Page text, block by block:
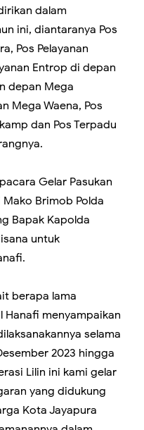
dalam
ini, diantaranya Pos
Pos Pelayanan
Entrop di depan
depan Mega
Mega Waena, Pos
dan Pos Terpadu
Gelar Pasukan
Brimob Polda
Bapak Kapolda
untuk
berapa lama
Hanafi menyampaikan
selama
2023 hingga
Lilin ini kami gelar
yang didukung
Kota Jayapura